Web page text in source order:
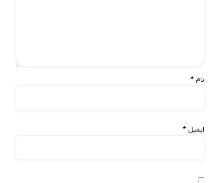
نام *
ایمیل *